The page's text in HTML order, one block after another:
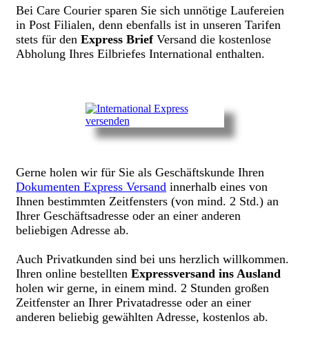
Bei Care Courier sparen Sie sich unnötige Laufereien
in Post Filialen, denn ebenfalls ist in unseren Tarifen
stets für den Express BriefVersand die kostenlose
Abholung Ihres Eilbriefes International enthalten.
Gerne holen wir für Sie als Geschäftskunde Ihren
Dokumenten Express Versand innerhalb eines von
Ihnen bestimmten Zeitfensters (von mind. 2 Std.) an
Ihrer Geschäftsadresse oder an einer anderen
beliebigen Adresse ab.
Auch Privatkunden sind bei uns herzlich willkommen.
Ihren online bestellten Expressversand ins Ausland
holen wir gerne, in einem mind. 2 Stunden großen
Zeitfenster an Ihrer Privatadresse oder an einer
anderen beliebig gewählten Adresse, kostenlos ab.